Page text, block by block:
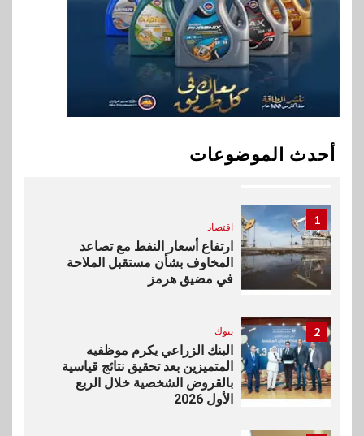
أحدث الموضوعات
إي اف چي فاينانس تستعرض
خطط نمو «بلد» لتعزيز حضورها
في سوق تحويلات المصريين
بالخارج
بيان توضيحي صادر عن شركة
ناتجاس
1
اقتصاد
ارتفاع أسعار النفط مع تصاعد
المخاوف بشأن مستقبل الملاحة
في مضيق هرمز
2 بنوك
البنك الزراعي يكرم موظفيه
المتميزين بعد تحقيق نتائج قياسية
بالقروض الشخصية خلال الربع
الأول 2026